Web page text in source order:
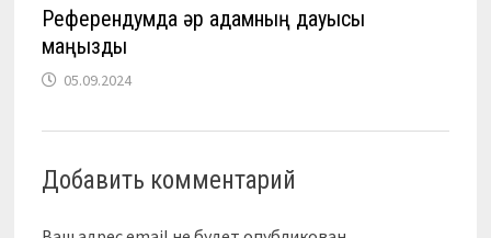
Референдумда әр адамның дауысы
маңызды
05.09.2024
Добавить комментарий